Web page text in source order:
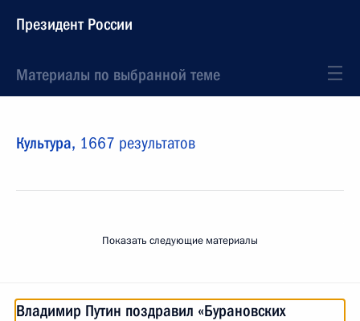
Президент России
Материалы по выбранной теме
Культура, 1667 результатов
Показать следующие материалы
Владимир Путин поздравил «Бурановских